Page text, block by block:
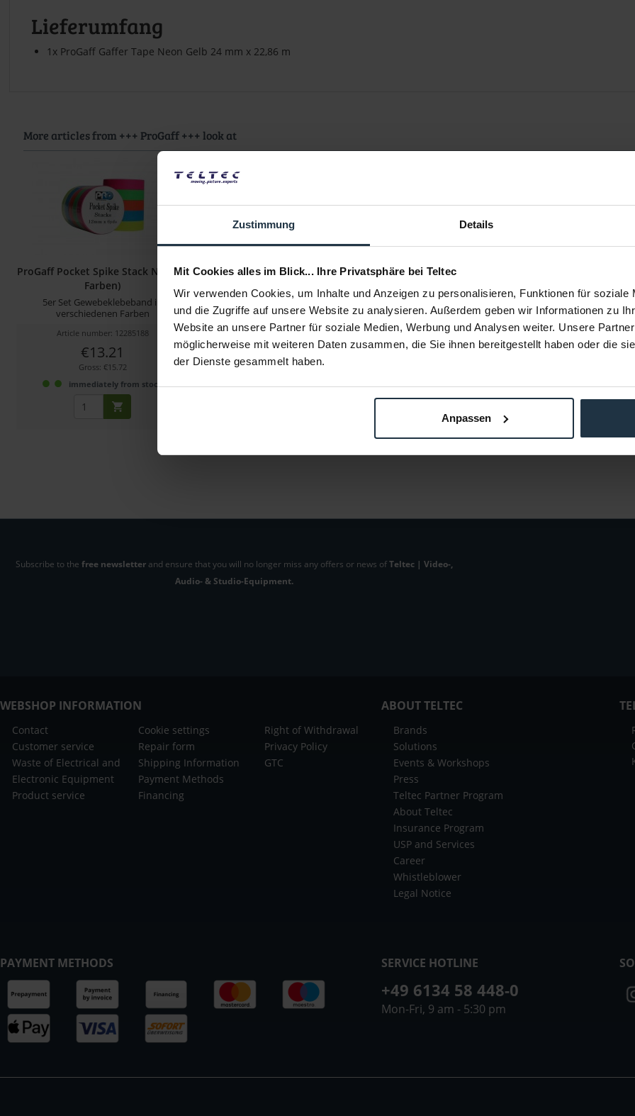
Zustimmung Details
Mit Cookies alles im Blick... Ihre Privatsphäre bei Teltec
Wir verwenden Cookies, um Inhalte und Anzeigen zu personalisieren, Funktionen für soziale
und die Zugriffe auf unsere Website zu analysieren. Außerdem geben wir Informationen zu
Website an unsere Partner für soziale Medien, Werbung und Analysen weiter. Unsere
möglicherweise mit weiteren Daten zusammen, die Sie ihnen bereitgestellt haben oder die
der Dienste gesammelt haben.
Anpassen
Lieferumfang
1x ProGaff Gaffer Tape Neon Gelb 24 mm x 22,86 m
More articles from +++ ProGaff +++ look at
ProGaff Pocket Spike Stack Neon (5
Farben)
5er Set Gewebeklebeband in
verschiedenen Farben
Article number: 12285188
€13.21
Gross: €15.72
immediately from stock
ProGaff Gaffer Tape Neon Grün
Gewebeklebeband
Article number: 12285183
-25% €7.74
Gross: €9.21
ProGaff Gaffer Tape Neon Pink 24
Gewebeklebeband
Article number: 12285185
-25% €7.74 -25%
Subscribe to the free newsletterand ensure that you will no longer miss any offers or news ofTeltec | Video-,
Audio- & Studio-Equipment.
WEBSHOP INFORMATION
Contact
Customer service
Waste of Electrical and
Electronic Equipment
Product service
Cookie settings
Repair form
Shipping Information
Payment Methods
Financing
Right of Withdrawal
Privacy Policy
GTC
ABOUT TELTEC
Brands
Solutions
Events & Workshops
Press
Teltec Partner Program
About Teltec
Insurance Program
USP and Services
Career
Whistleblower
Legal Notice
PAYMENT METHODS SERVICE HOTLINE
+49 6134 58 448-0
Mon-Fri, 9 am - 5:30 pm